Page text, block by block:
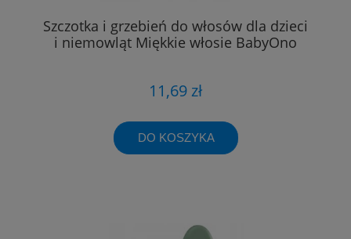
Szczotka i grzebień do włosów dla dzieci
i niemowląt Miękkie włosie BabyOno
11,69 zł
DO KOSZYKA